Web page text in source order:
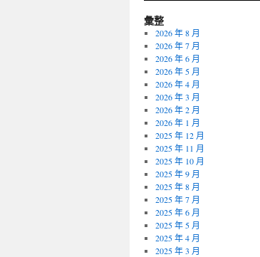
彙整
2026 年 8 月
2026 年 7 月
2026 年 6 月
2026 年 5 月
2026 年 4 月
2026 年 3 月
2026 年 2 月
2026 年 1 月
2025 年 12 月
2025 年 11 月
2025 年 10 月
2025 年 9 月
2025 年 8 月
2025 年 7 月
2025 年 6 月
2025 年 5 月
2025 年 4 月
2025 年 3 月